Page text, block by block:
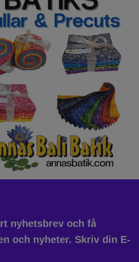
nyhetsbrev och få
och nyheter. Skriv din E-